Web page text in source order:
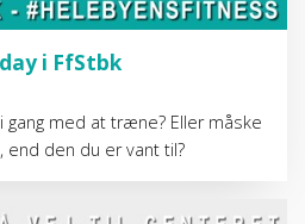
i FfStbk
med at træne? Eller måske
end den du er vant til?